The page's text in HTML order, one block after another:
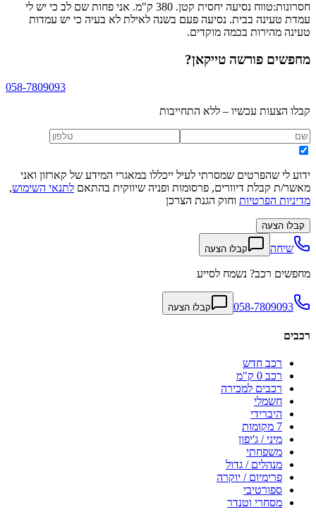
חסרונות:
טווח נסיעה יחסית קטן. 380 ק"מ. אני פחות שם לב כי יש לי
עמדת טעינה בבית. נסיעה פעם בשנה לאילת לא בעיה כי יש עמדות
טעינה מהירות בכמה מוקדים.
מחפשים פורשה טייקאן?
058-7809093
קבלו הצעות עכשיו – ללא התחייבות
ידוע לי שהפרטים שמסרתי לעיל ייכללו במאגרי המידע של קארזון ואני
מאשר/ת קבלת דיוורים, פרסומות ופניה שיווקית בהתאם לתנאי השימוש,
מדיניות הפרטיות וחוק הגנת הצרכן
קבלו הצעה
שיחה קבלו הצעה
מחפשים רכב? נשמח לסייע
058-7809093 קבלו הצעה
רכבים
רכב חדש
רכב 0 ק"מ
רכבים למכירה
חשמלי
היברידי
7 מקומות
מיני / ג'יפון
משפחתי
מנהלים / גדול
פרימיום / יוקרה
ספורטיבי
מסחרי וטנדר